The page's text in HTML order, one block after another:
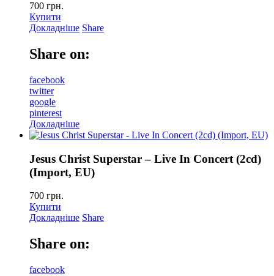
700 грн.
Купити
Докладніше Share
Share on:
facebook
twitter
google
pinterest
Докладніше
Jesus Christ Superstar – Live In Concert (2cd)
(Import, EU)
700 грн.
Купити
Докладніше Share
Share on:
facebook